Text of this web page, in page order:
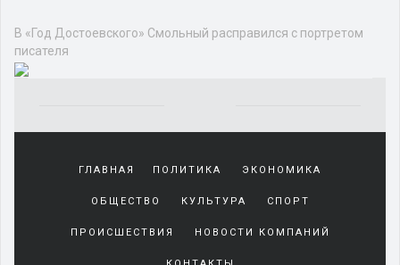
Общество
ЭКОЛОГИЯ
расправился с портретом писателя